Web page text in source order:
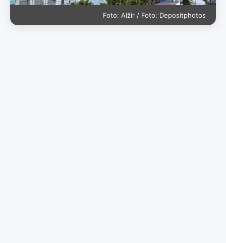
Foto: Alžír / Foto: Depositphotos